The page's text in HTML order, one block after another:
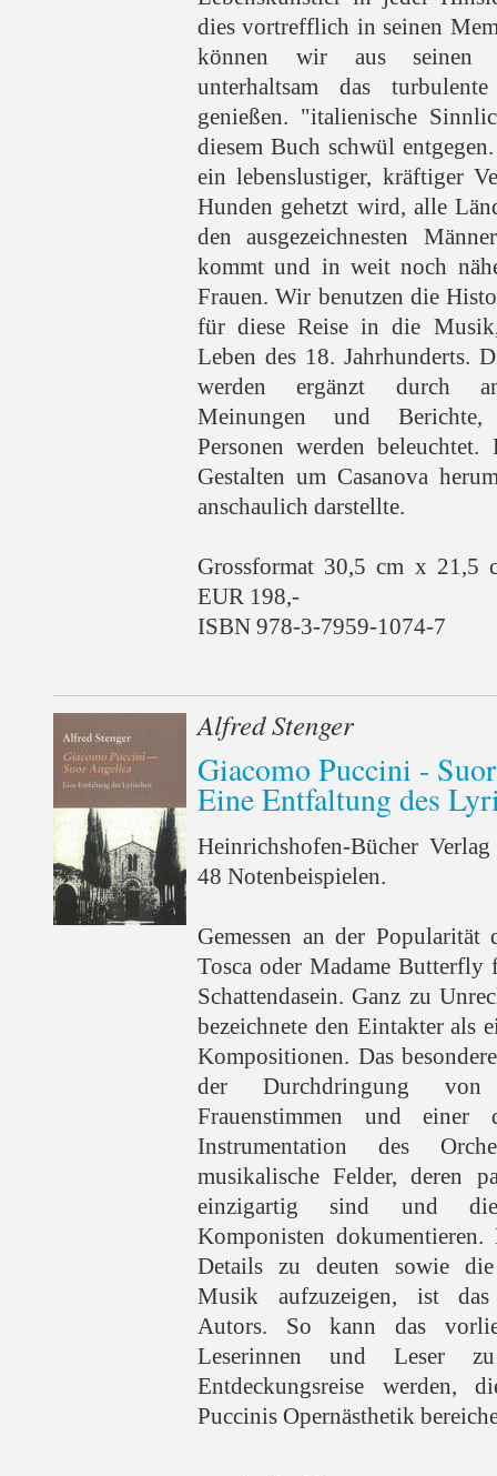
dies vortrefflich in seinen
können wir aus seinen
unterhaltsam das
genießen. "italienische
diesem Buch schwül
ein lebenslustiger, kräftiger
Hunden gehetzt wird, alle
den ausgezeichnesten
kommt und in weit noch
Frauen. Wir benutzen die
für diese Reise in die
Leben des 18. Jahrhunderts.
werden ergänzt durch
Meinungen und Berichte,
Personen werden beleuchtet.
Gestalten um Casanova
anschaulich darstellte.
Grossformat 30,5 cm x 21,5
EUR 198,-
ISBN 978-3-7959-1074-7
Alfred Stenger
Giacomo Puccini -
Eine Entfaltung des
Heinrichshofen-Bücher
48 Notenbeispielen.
Gemessen an der
Tosca oder Madame
Schattendasein. Ganz zu
bezeichnete den Eintakter als
Kompositionen. Das
der Durchdringung von
Frauenstimmen und einer
Instrumentation des
musikalische Felder, deren
einzigartig sind und
Komponisten
Details zu deuten sowie die
Musik aufzuzeigen, ist das
Autors. So kann das
Leserinnen und Leser
Entdeckungsreise werden,
Puccinis Opernästhetik